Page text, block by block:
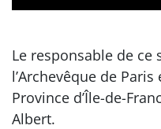
Le responsable de ce
l’Archevêque de
Province d’Île-de-
Albert.